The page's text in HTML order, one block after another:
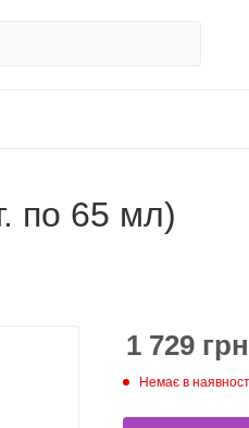
по 65 мл)
1 729
Немає в